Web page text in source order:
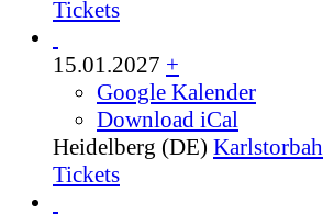
Tickets
15.01.2027 +
Google Kalender
Download iCal
Heidelberg (DE)
Tickets